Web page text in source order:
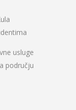
usluge
području